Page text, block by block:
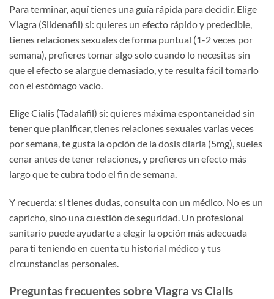
Para terminar, aquí tienes una guía rápida para decidir. Elige
Viagra (Sildenafil) si: quieres un efecto rápido y predecible,
tienes relaciones sexuales de forma puntual (1-2 veces por
semana), prefieres tomar algo solo cuando lo necesitas sin
que el efecto se alargue demasiado, y te resulta fácil tomarlo
con el estómago vacío.
Elige Cialis (Tadalafil) si: quieres máxima espontaneidad sin
tener que planificar, tienes relaciones sexuales varias veces
por semana, te gusta la opción de la dosis diaria (5mg), sueles
cenar antes de tener relaciones, y prefieres un efecto más
largo que te cubra todo el fin de semana.
Y recuerda: si tienes dudas, consulta con un médico. No es un
capricho, sino una cuestión de seguridad. Un profesional
sanitario puede ayudarte a elegir la opción más adecuada
para ti teniendo en cuenta tu historial médico y tus
circunstancias personales.
Preguntas frecuentes sobre Viagra vs Cialis